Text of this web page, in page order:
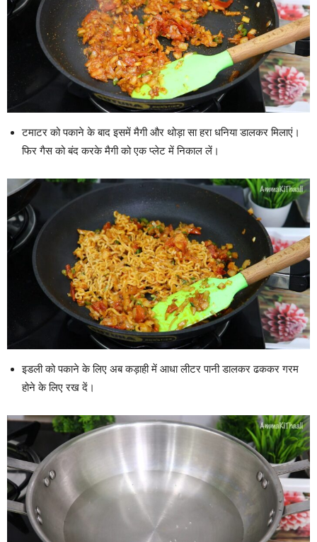
टमाटर को पकाने के बाद इसमें मैगी और थोड़ा सा हरा धनिया डालकर मिलाएं।
फिर गैस को बंद करके मैगी को एक प्लेट में निकाल लें।
इडली को पकाने के लिए अब कड़ाही में आधा लीटर पानी डालकर ढककर गरम
होने के लिए रख दें।